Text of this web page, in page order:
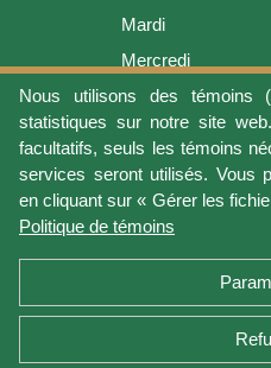
Nous utilisons des témoins
statistiques sur notre site
facultatifs, seuls les témoins
services seront utilisés. Vous
en cliquant sur « Gérer les
Politique de témoins
Mardi
Mercredi
Jeudi
Vendredi
Samedi
Dimanche